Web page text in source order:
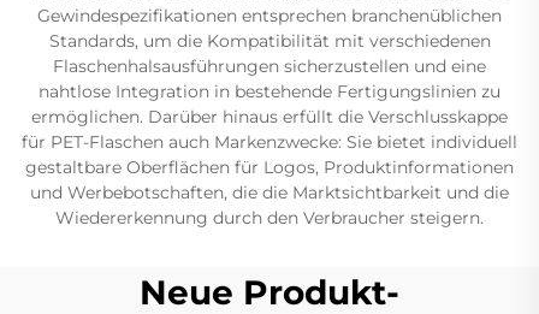
Gewindespezifikationen entsprechen branchenüblichen
Standards, um die Kompatibilität mit verschiedenen
Flaschenhalsausführungen sicherzustellen und eine
nahtlose Integration in bestehende Fertigungslinien zu
ermöglichen. Darüber hinaus erfüllt die Verschlusskappe
für PET-Flaschen auch Markenzwecke: Sie bietet individuell
gestaltbare Oberflächen für Logos, Produktinformationen
und Werbebotschaften, die die Marktsichtbarkeit und die
Wiedererkennung durch den Verbraucher steigern.
Neue Produkt-